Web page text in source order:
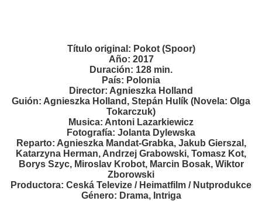
Título original: Pokot (Spoor)
Año: 2017
Duración: 128 min.
País: Polonia
Director: Agnieszka Holland
Guión: Agnieszka Holland, Stepán Hulík (Novela: Olga
Tokarczuk)
Musica: Antoni Lazarkiewicz
Fotografía: Jolanta Dylewska
Reparto: Agnieszka Mandat-Grabka, Jakub Gierszal,
Katarzyna Herman, Andrzej Grabowski, Tomasz Kot,
Borys Szyc, Miroslav Krobot, Marcin Bosak, Wiktor
Zborowski
Productora: Ceská Televize / Heimatfilm / Nutprodukce
Género: Drama, Intriga